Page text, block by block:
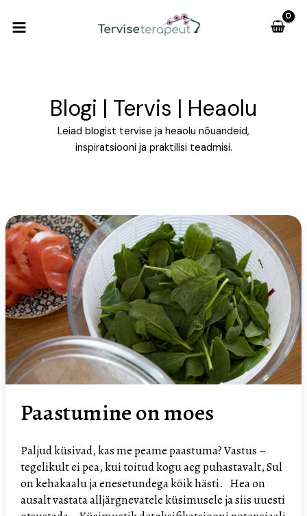
Blogi | Tervis | Heaolu
Leiad blogist tervise ja heaolu nõuandeid,
inspiratsiooni ja praktilisi teadmisi.
Paastumine on moes
Paljud küsivad, kas me peame paastuma? Vastus –
tegelikult ei pea, kui toitud kogu aeg puhastavalt, Sul
on kehakaalu ja enesetundega kõik hästi. Hea on
ausalt vastata alljärgnevatele küsimusele ja siis uuesti
Paastumine
on
moes